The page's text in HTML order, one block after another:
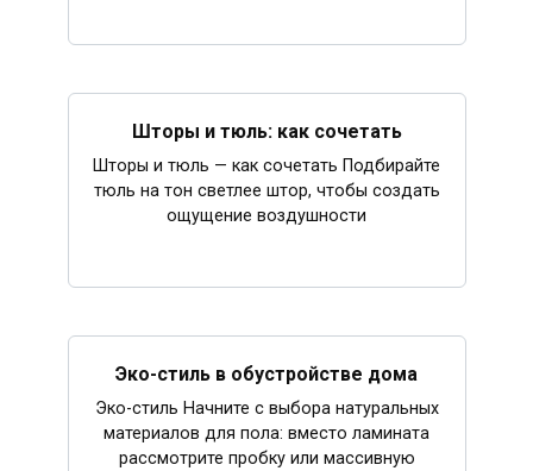
Шторы и тюль: как сочетать
Шторы и тюль — как сочетать Подбирайте
тюль на тон светлее штор, чтобы создать
ощущение воздушности
Эко-стиль в обустройстве дома
Эко-стиль Начните с выбора натуральных
материалов для пола: вместо ламината
рассмотрите пробку или массивную